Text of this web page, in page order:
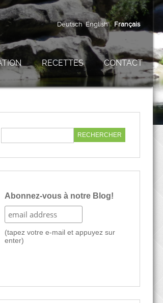
Deutsch English
Français
RECETTES CONTACT
Abonnez-vous à notre Blog!
(tapez votre e-mail et appuyez sur
enter)